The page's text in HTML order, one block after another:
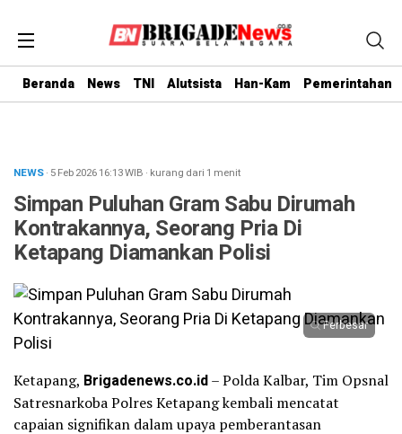
Beranda News TNI Alutsista Han-Kam Pemerintahan
NEWS· 5 Feb 202616:13WIB · kurang dari 1 menit
Simpan Puluhan Gram Sabu Dirumah
Kontrakannya, Seorang Pria Di
Ketapang Diamankan Polisi
Perbesar
Ketapang, Brigadenews.co.id– Polda Kalbar, Tim Opsnal
Satresnarkoba Polres Ketapang kembali mencatat
capaian signifikan dalam upaya pemberantasan